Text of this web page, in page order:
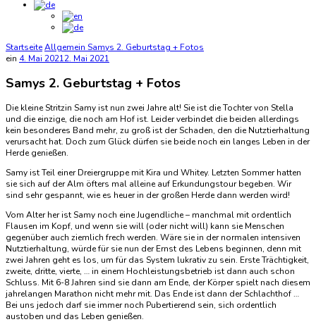
StartseiteAllgemein Samys 2. Geburtstag + Fotos
ein 4. Mai 20212. Mai 2021
Samys 2. Geburtstag + Fotos
Die kleine Stritzin Samy ist nun zwei Jahre alt! Sie ist die Tochter von Stella
und die einzige, die noch am Hof ist. Leider verbindet die beiden allerdings
kein besonderes Band mehr, zu groß ist der Schaden, den die Nutztierhaltung
verursacht hat. Doch zum Glück dürfen sie beide noch ein langes Leben in der
Herde genießen.
Samy ist Teil einer Dreiergruppe mit Kira und Whitey. Letzten Sommer hatten
sie sich auf der Alm öfters mal alleine auf Erkundungstour begeben. Wir
sind sehr gespannt, wie es heuer in der großen Herde dann werden wird!
Vom Alter her ist Samy noch eine Jugendliche – manchmal mit ordentlich
Flausen im Kopf, und wenn sie will (oder nicht will) kann sie Menschen
gegenüber auch ziemlich frech werden. Wäre sie in der normalen intensiven
Nutztierhaltung, würde für sie nun der Ernst des Lebens beginnen, denn mit
zwei Jahren geht es los, um für das System lukrativ zu sein. Erste Trächtigkeit,
zweite, dritte, vierte, … in einem Hochleistungsbetrieb ist dann auch schon
Schluss. Mit 6-8 Jahren sind sie dann am Ende, der Körper spielt nach diesem
jahrelangen Marathon nicht mehr mit. Das Ende ist dann der Schlachthof …
Bei uns jedoch darf sie immer noch Pubertierend sein, sich ordentlich
austoben und das Leben genießen.